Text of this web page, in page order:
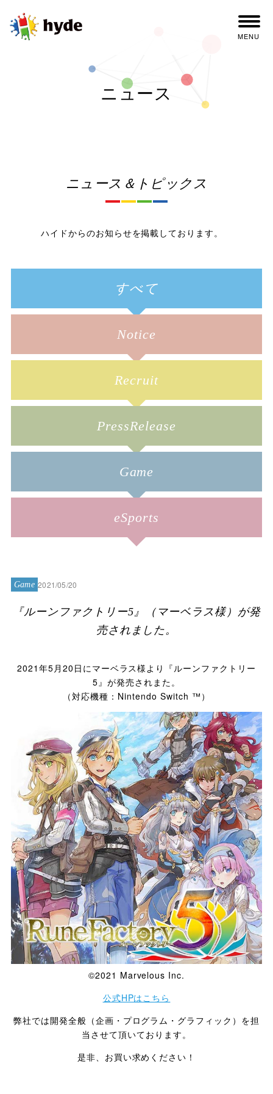
MENU
ニュース
ニュース＆トピックス
ハイドからのお知らせを掲載しております。
すべて
Notice
Recruit
PressRelease
Game
eSports
Game 2021/05/20
『ルーンファクトリー5』（マーベラス様）が発
売されました。
2021年5月20日にマーベラス様より『ルーンファクトリー
5』が発売されまた。
（対応機種：Nintendo Switch ™）
©2021 Marvelous Inc.
公式HPはこちら
弊社では開発全般（企画・プログラム・グラフィック）を担
当させて頂いております。
是非、お買い求めください！